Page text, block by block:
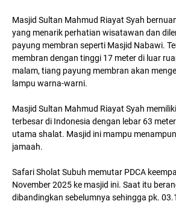
Masjid Sultan Mahmud Riayat Syah
yang menarik perhatian wisatawan dan
payung membran seperti Masjid Nabawi.
membran dengan tinggi 17 meter di luar
malam, tiang payung membran akan
lampu warna-warni.
Masjid Sultan Mahmud Riayat Syah
terbesar di Indonesia dengan lebar 63
utama shalat. Masjid ini mampu
jamaah.
Safari Sholat Subuh memutar PDCA
November 2025 ke masjid ini. Saat itu
dibandingkan sebelumnya sehingga pk.